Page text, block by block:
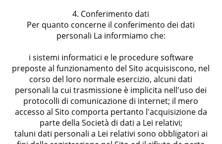
4. Conferimento dati
Per quanto concerne il conferimento dei dati
personali La informiamo che:
i sistemi informatici e le procedure software
preposte al funzionamento del Sito acquisiscono, nel
corso del loro normale esercizio, alcuni dati
personali la cui trasmissione è implicita nell'uso dei
protocolli di comunicazione di internet; il mero
accesso al Sito comporta pertanto l'acquisizione da
parte della Società di dati a Lei relativi;
taluni dati personali a Lei relativi sono obbligatori ai